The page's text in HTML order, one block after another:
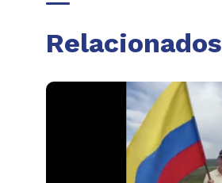
Relacionados